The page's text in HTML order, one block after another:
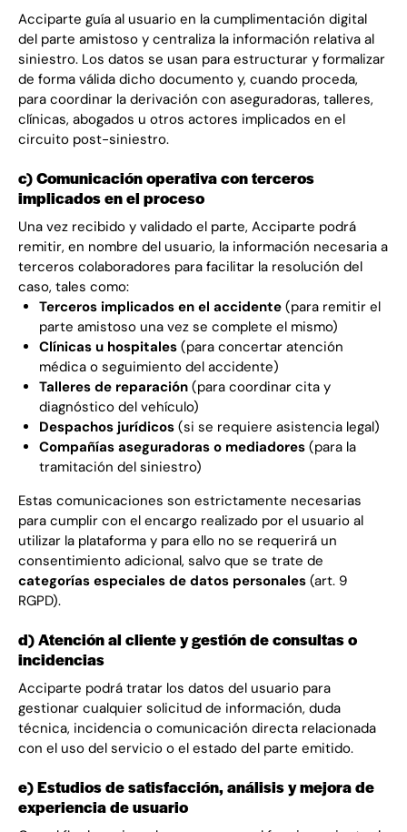
Acciparte guía al usuario en la cumplimentación digital
del parte amistoso y centraliza la información relativa al
siniestro. Los datos se usan para estructurar y formalizar
de forma válida dicho documento y, cuando proceda,
para coordinar la derivación con aseguradoras, talleres,
clínicas, abogados u otros actores implicados en el
circuito post-siniestro.
c) Comunicación operativa con terceros
implicados en el proceso
Una vez recibido y validado el parte, Acciparte podrá
remitir, en nombre del usuario, la información necesaria a
terceros colaboradores para facilitar la resolución del
caso, tales como:
Terceros implicados en el accidente (para remitir el
parte amistoso una vez se complete el mismo)
Clínicas u hospitales(para concertar atención
médica o seguimiento del accidente)
Talleres de reparación(para coordinar cita y
diagnóstico del vehículo)
Despachos jurídicos(si se requiere asistencia legal)
Compañías aseguradoras o mediadores(para la
tramitación del siniestro)
Estas comunicaciones son estrictamente necesarias
para cumplir con el encargo realizado por el usuario al
utilizar la plataforma y para ello no se requerirá un
consentimiento adicional, salvo que se trate de
categorías especiales de datos personales (art. 9
RGPD).
d) Atención al cliente y gestión de consultas o
incidencias
Acciparte podrá tratar los datos del usuario para
gestionar cualquier solicitud de información, duda
técnica, incidencia o comunicación directa relacionada
con el uso del servicio o el estado del parte emitido.
e) Estudios de satisfacción, análisis y mejora de
experiencia de usuario